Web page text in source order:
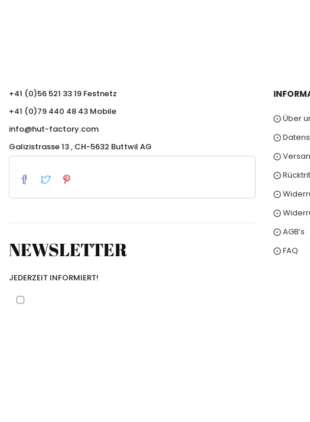
+41 (0)56 521 33 19 Festnetz
+41 (0)79 440 48 43 Mobile
info@hut-factory.com
Galizistrasse 13 , CH-5632 Buttwil AG
NEWSLETTER
JEDERZEIT INFORMIERT!
⨀ Über
⨀
⨀
⨀
⨀
⨀
⨀ AGB’s
⨀ FAQ